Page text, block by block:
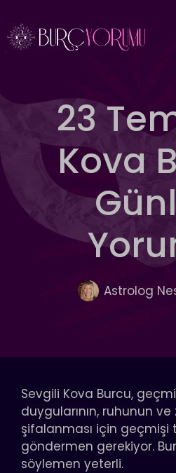
atla
23
Kova
Astrolog
Sevgili Kova Burcu,
duygularının, ruhunun ve
şifalanması için
göndermen gerekiyor.
söylemen yeterli.